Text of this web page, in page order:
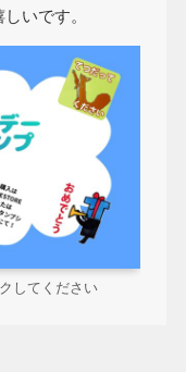
いです。
してください